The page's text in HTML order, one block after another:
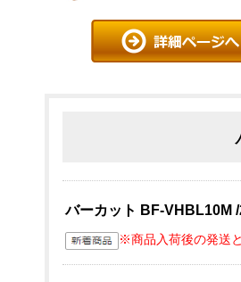
バーカット BF-VHBL10M
※商品入荷後の発送